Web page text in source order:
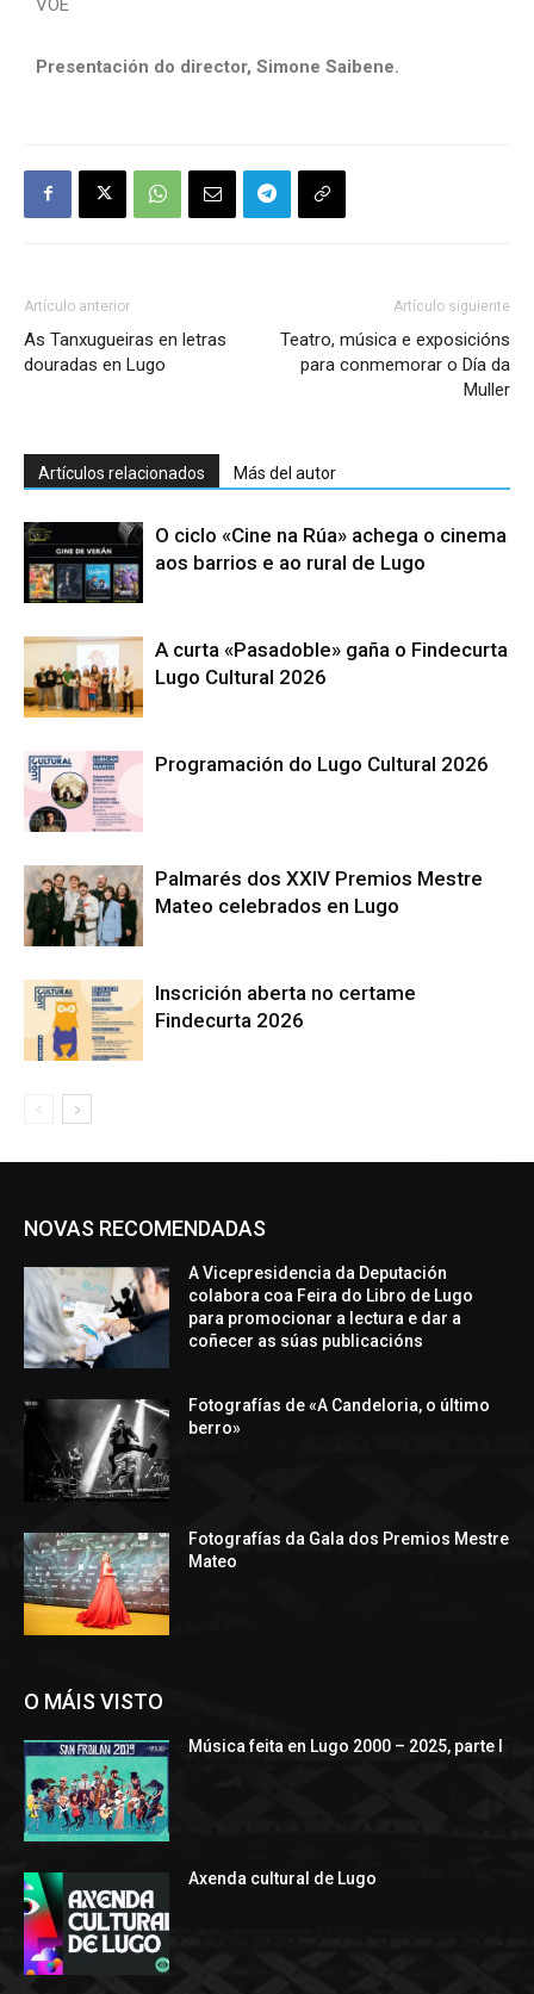
Presentación do director, Simone Saibene.
Artículo anterior
As Tanxugueiras en letras
douradas en Lugo
Artículo siguiente
Teatro, música e exposicións
para conmemorar o Día da
Muller
Artículos relacionados Más del autor
O ciclo «Cine na Rúa» achega o cinema
aos barrios e ao rural de Lugo
A curta «Pasadoble» gaña o Findecurta
Lugo Cultural 2026
Programación do Lugo Cultural 2026
Palmarés dos XXIV Premios Mestre
Mateo celebrados en Lugo
Inscrición aberta no certame
Findecurta 2026
NOVAS RECOMENDADAS
A Vicepresidencia da Deputación
colabora coa Feira do Libro de Lugo
para promocionar a lectura e dar a
coñecer as súas publicacións
Fotografías de «A Candeloria, o último
berro»
Fotografías da Gala dos Premios Mestre
Mateo
O MÁIS VISTO
Música feita en Lugo 2000 – 2025, parte I
Axenda cultural de Lugo